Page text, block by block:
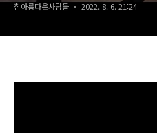
참아름다운사람들 2022. 8. 6. 21:24